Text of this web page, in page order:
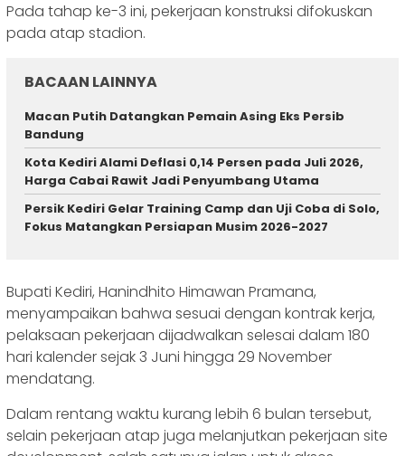
Pada tahap ke-3 ini, pekerjaan konstruksi difokuskan
pada atap stadion.
BACAAN LAINNYA
Macan Putih Datangkan Pemain Asing Eks Persib
Bandung
Kota Kediri Alami Deflasi 0,14 Persen pada Juli 2026,
Harga Cabai Rawit Jadi Penyumbang Utama
Persik Kediri Gelar Training Camp dan Uji Coba di Solo,
Fokus Matangkan Persiapan Musim 2026-2027
Bupati Kediri, Hanindhito Himawan Pramana,
menyampaikan bahwa sesuai dengan kontrak kerja,
pelaksaan pekerjaan dijadwalkan selesai dalam 180
hari kalender sejak 3 Juni hingga 29 November
mendatang.
Dalam rentang waktu kurang lebih 6 bulan tersebut,
selain pekerjaan atap juga melanjutkan pekerjaan site